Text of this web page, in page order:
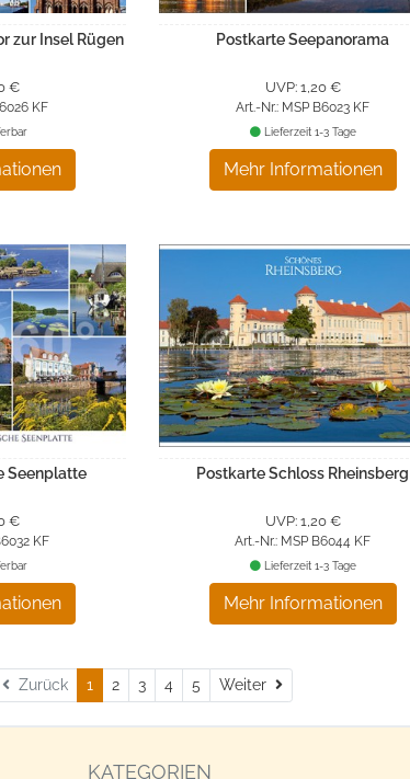
zur Insel Rügen
€
KF
Postkarte Seepanorama
UVP: 1,20 €
Art.-Nr.: MSP B6023 KF
Mehr Informationen
Lieferzeit 1-3 Tage
Seenplatte
€
KF
Postkarte Schloss Rheinsberg
UVP: 1,20 €
Art.-Nr.: MSP B6044 KF
Mehr Informationen
Lieferzeit 1-3 Tage
Zurück 1 2 3 4 5 Weiter Weiter
KATEGORIEN